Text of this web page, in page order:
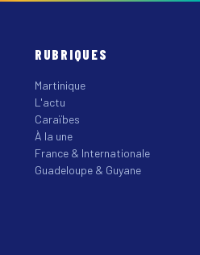
RUBRIQUES
Martinique
L'actu
Caraïbes
À la une
France & Internationale
Guadeloupe & Guyane